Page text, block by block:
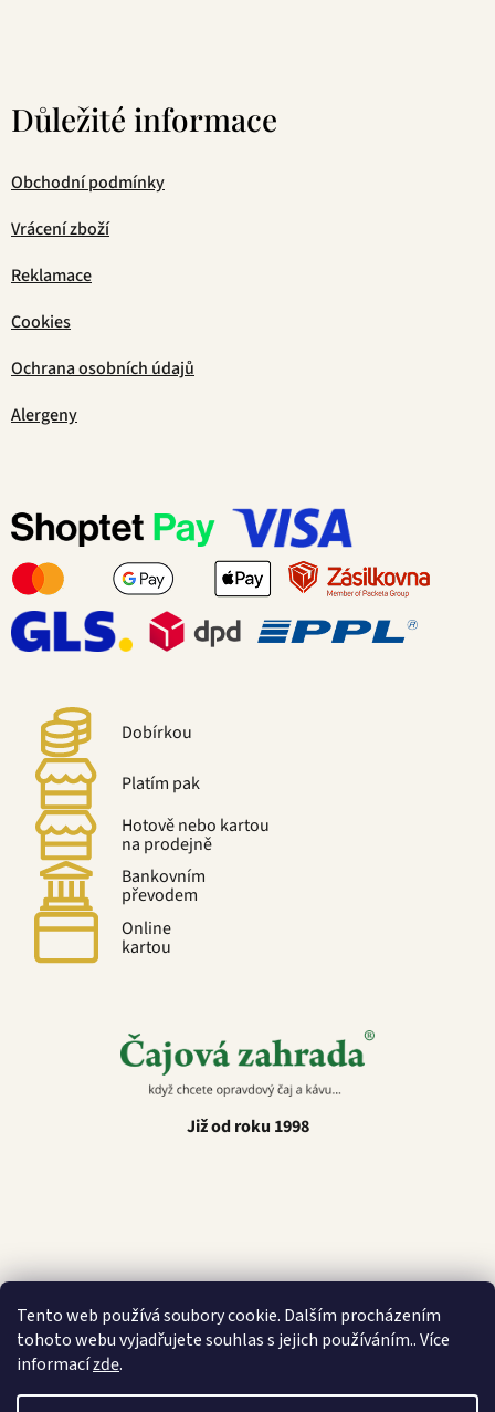
Tento web používá soubory cookie. Dalším procházením
tohoto webu vyjadřujete souhlas s jejich používáním.. Více
informacízde.
Důležité informace
Obchodní podmínky
Vrácení zboží
Reklamace
Cookies
Ochrana osobních údajů
Alergeny
Dobírkou
Platím pak
Hotově nebo kartou
na prodejně
Bankovním
převodem
Online
kartou
Již od roku 1998
Latino Café